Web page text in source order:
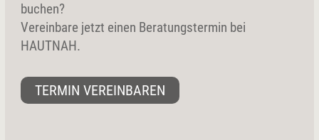
buchen?
Vereinbare jetzt einen Beratungstermin bei
HAUTNAH.
TERMIN VEREINBAREN